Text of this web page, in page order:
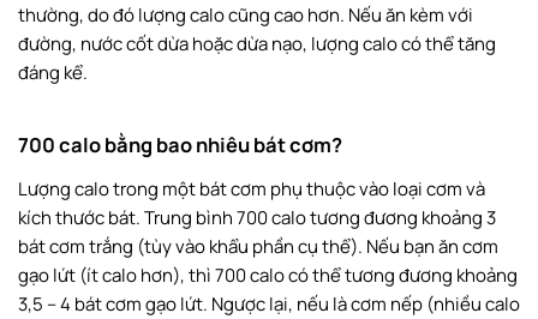
thường, do đó lượng calo cũng cao hơn. Nếu ăn kèm với
đường, nước cốt dừa hoặc dừa nạo, lượng calo có thể tăng
đáng kể.
700 calo bằng bao nhiêu bát cơm?
Lượng calo trong một bát cơm phụ thuộc vào loại cơm và
kích thước bát. Trung bình 700 calo tương đương khoảng 3
bát cơm trắng (tùy vào khẩu phần cụ thể). Nếu bạn ăn cơm
gạo lứt (ít calo hơn), thì 700 calo có thể tương đương khoảng
3,5 – 4 bát cơm gạo lứt. Ngược lại, nếu là cơm nếp (nhiều calo